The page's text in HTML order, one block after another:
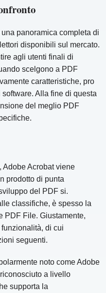
panoramica completa di
disponibili sul mercato.
agli utenti finali di
scelgono a PDF
caratteristiche, pro
Alla fine di questa
del meglio PDF
Adobe Acrobat viene
prodotto di punta
del PDF si.
classifiche, è spesso la
PDF File. Giustamente,
di cui
seguenti.
noto come Adobe
a livello
supporta la